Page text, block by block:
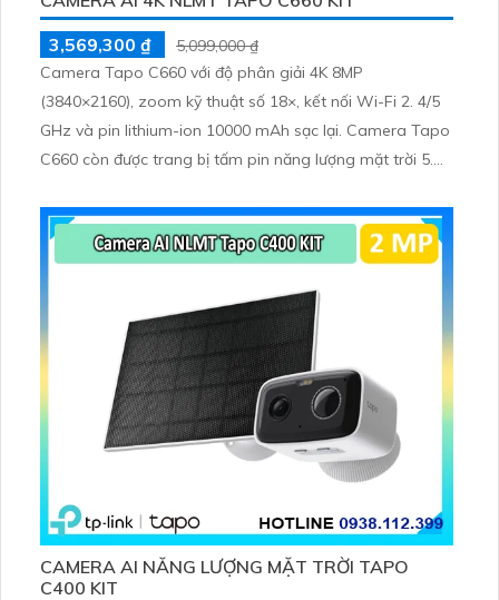
3,569,300 ₫
5,099,000 ₫
Camera Tapo C660 với độ phân giải 4K 8MP
(3840×2160), zoom kỹ thuật số 18×, kết nối Wi-Fi 2. 4/5
GHz và pin lithium-ion 10000 mAh sạc lại. Camera Tapo
C660 còn được trang bị tấm pin năng lượng mặt trời 5.
tiện, lưu trữ thẻ microSD tối đa 512 GB
CAMERA AI NĂNG LƯỢNG MẶT TRỜI TAPO
C400 KIT